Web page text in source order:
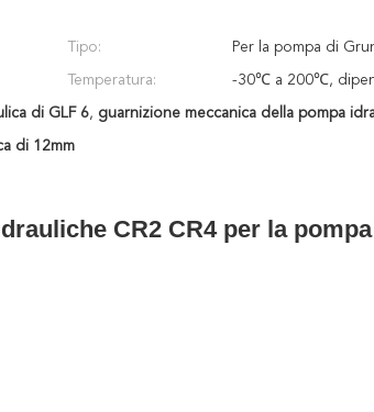
Tipo: Per la pompa di
Temperatura: -30℃ a 200℃,
di GLF 6, guarnizione meccanica della pompa
di 12mm
CR2 CR4 per la